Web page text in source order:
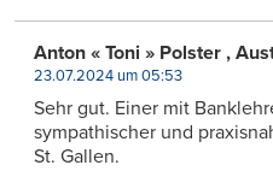
Anton « Toni » Polster ,
23.07.2024 um 05:53
Sehr gut. Einer mit
sympathischer und
St. Gallen.